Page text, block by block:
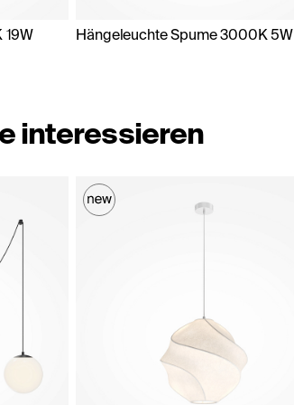
19W Hängeleuchte Spume 3000K 5W
interessieren